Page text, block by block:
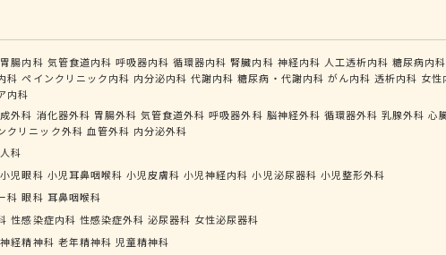
胃腸内科 気管食道内科 呼吸器内科 循環器内科 腎臓内科 神経内科 人工透析内科 糖尿病内科
科 ペインクリニック内科 内分泌内科 代謝内科 糖尿病・代謝内科 がん内科 透析内科 女性
内科
外科 消化器外科 胃腸外科 気管食道外科 呼吸器外科 脳神経外科 循環器外科 乳腺外科 心
クリニック外科 血管外科 内分泌外科
科
小児眼科 小児耳鼻咽喉科 小児皮膚科 小児神経内科 小児泌尿器科 小児整形外科
科 眼科 耳鼻咽喉科
性感染症内科 性感染症外科 泌尿器科 女性泌尿器科
神経精神科 老年精神科 児童精神科